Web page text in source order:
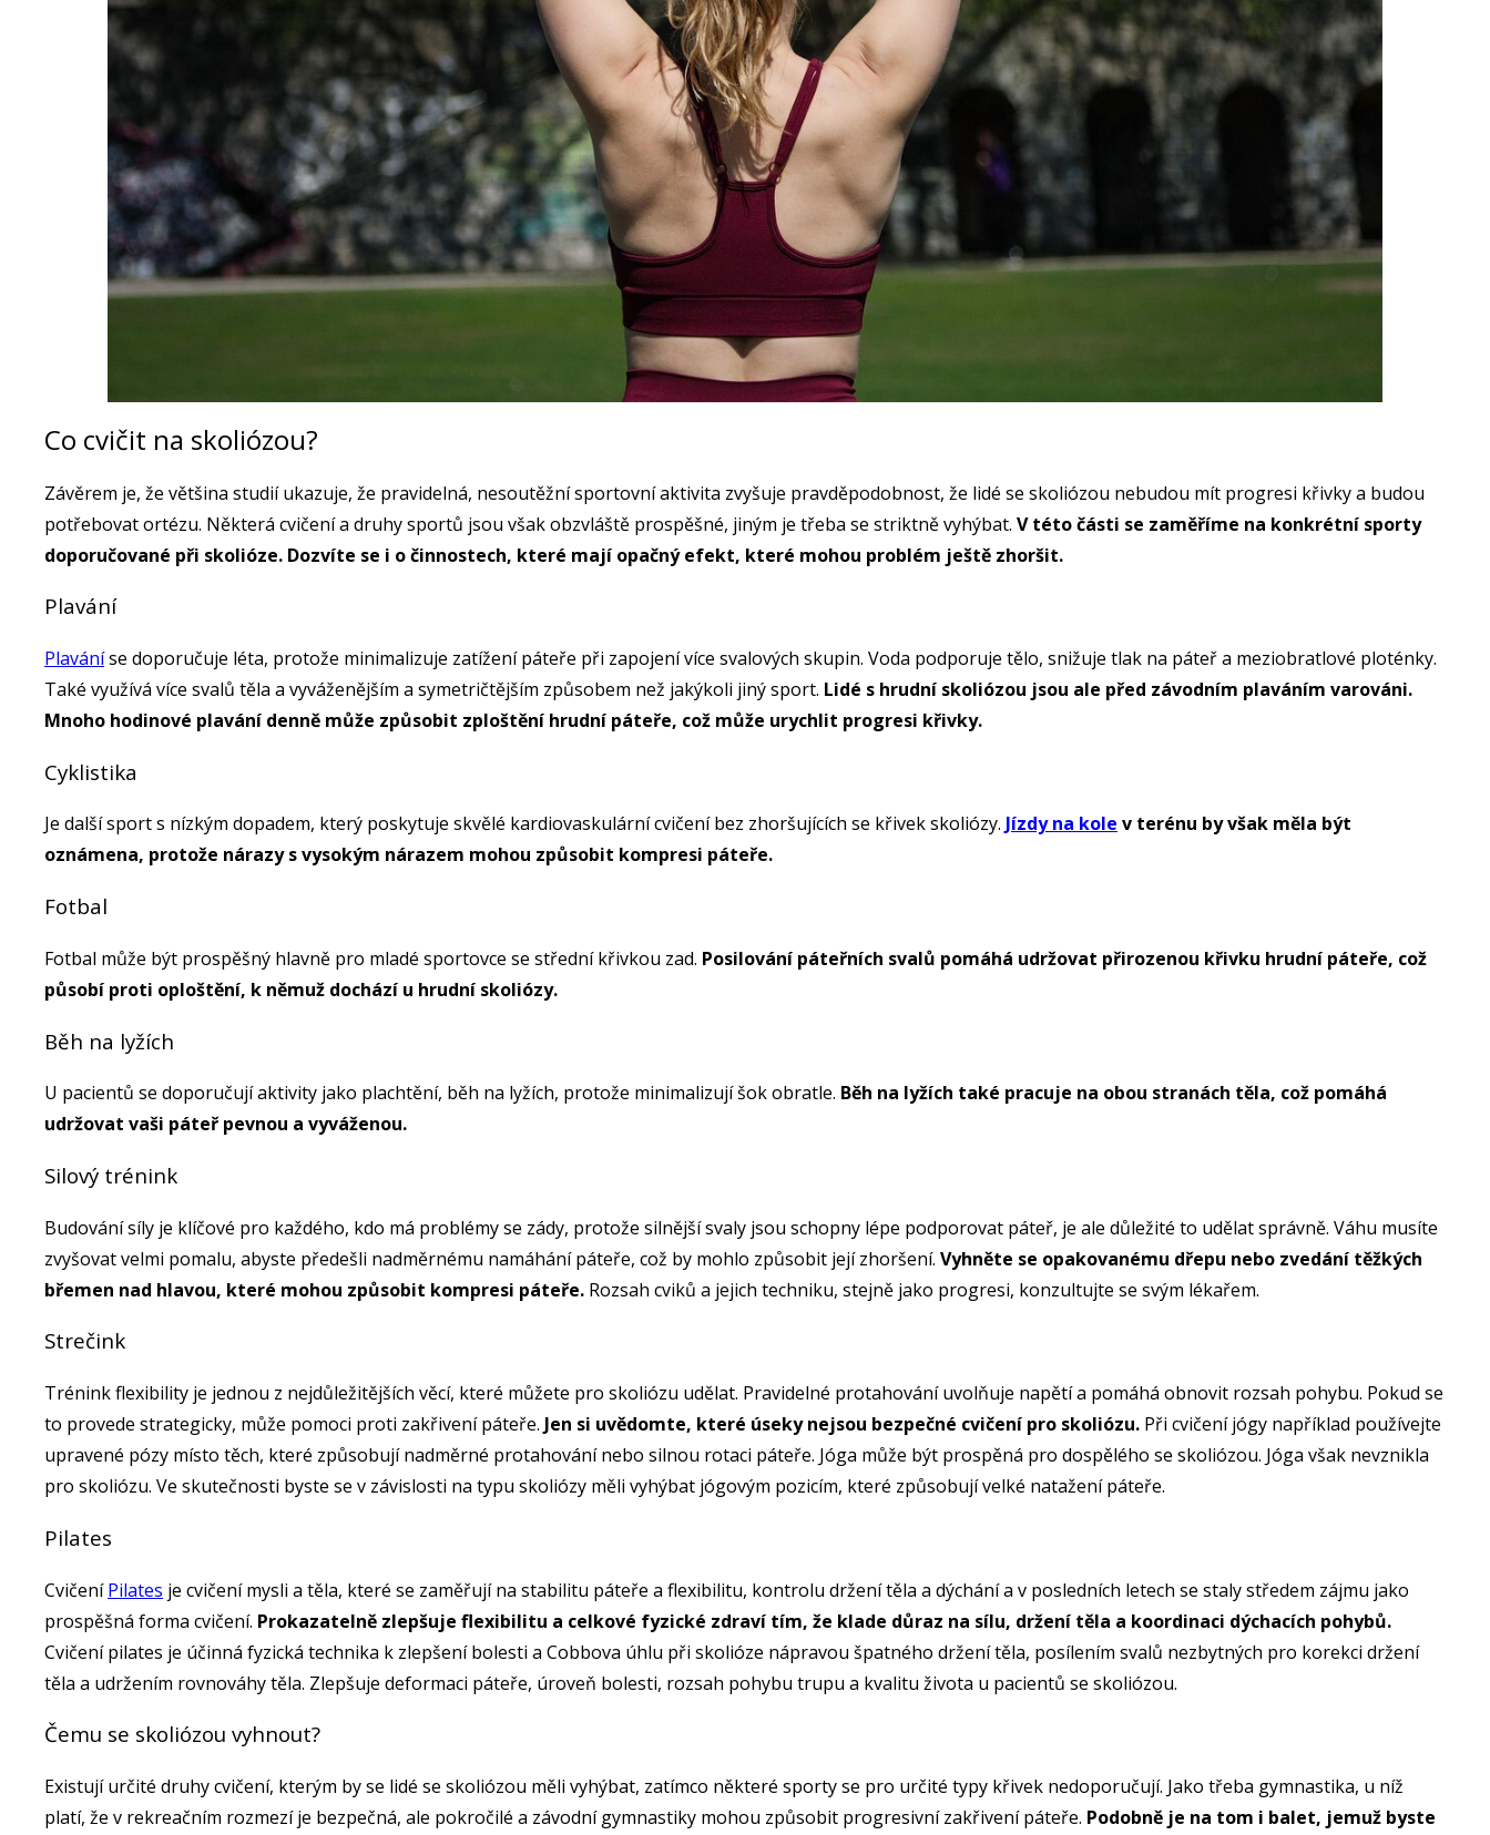
Co cvičit na skoliózou?
Závěrem je, že většina studií ukazuje, že pravidelná, nesoutěžní sportovní aktivita zvyšuje pravděpodobnost, že lidé se skoliózou nebudou mít progresi křivky a budou
potřebovat ortézu. Některá cvičení a druhy sportů jsou však obzvláště prospěšné, jiným je třeba se striktně vyhýbat. V této části se zaměříme na konkrétní sporty
doporučované při skolióze. Dozvíte se i o činnostech, které mají opačný efekt, které mohou problém ještě zhoršit.
Plavání
Plaváníse doporučuje léta, protože minimalizuje zatížení páteře při zapojení více svalových skupin. Voda podporuje tělo, snižuje tlak na páteř a meziobratlové ploténky.
Také využívá více svalů těla a vyváženějším a symetričtějším způsobem než jakýkoli jiný sport. Lidé s hrudní skoliózou jsou ale před závodním plaváním varováni.
Mnoho hodinové plavání denně může způsobit zploštění hrudní páteře, což může urychlit progresi křivky.
Cyklistika
Je další sport s nízkým dopadem, který poskytuje skvělé kardiovaskulární cvičení bez zhoršujících se křivek skoliózy. Jízdy na kole v terénu by však měla být
oznámena, protože nárazy s vysokým nárazem mohou způsobit kompresi páteře.
Fotbal
Fotbal může být prospěšný hlavně pro mladé sportovce se střední křivkou zad. Posilování páteřních svalů pomáhá udržovat přirozenou křivku hrudní páteře, což
působí proti oploštění, k němuž dochází u hrudní skoliózy.
Běh na lyžích
U pacientů se doporučují aktivity jako plachtění, běh na lyžích, protože minimalizují šok obratle. Běh na lyžích také pracuje na obou stranách těla, což pomáhá
udržovat vaši páteř pevnou a vyváženou.
Silový trénink
Budování síly je klíčové pro každého, kdo má problémy se zády, protože silnější svaly jsou schopny lépe podporovat páteř, je ale důležité to udělat správně. Váhu musíte
zvyšovat velmi pomalu, abyste předešli nadměrnému namáhání páteře, což by mohlo způsobit její zhoršení. Vyhněte se opakovanému dřepu nebo zvedání těžkých
břemen nad hlavou, které mohou způsobit kompresi páteře. Rozsah cviků a jejich techniku, stejně jako progresi, konzultujte se svým lékařem.
Strečink
Trénink flexibility je jednou z nejdůležitějších věcí, které můžete pro skoliózu udělat. Pravidelné protahování uvolňuje napětí a pomáhá obnovit rozsah pohybu. Pokud se
to provede strategicky, může pomoci proti zakřivení páteře. Jen si uvědomte, které úseky nejsou bezpečné cvičení pro skoliózu. Při cvičení jógy například používejte
upravené pózy místo těch, které způsobují nadměrné protahování nebo silnou rotaci páteře. Jóga může být prospěná pro dospělého se skoliózou. Jóga však nevznikla
pro skoliózu. Ve skutečnosti byste se v závislosti na typu skoliózy měli vyhýbat jógovým pozicím, které způsobují velké natažení páteře.
Pilates
CvičeníPilates je cvičení mysli a těla, které se zaměřují na stabilitu páteře a flexibilitu, kontrolu držení těla a dýchání a v posledních letech se staly středem zájmu jako
prospěšná forma cvičení. Prokazatelně zlepšuje flexibilitu a celkové fyzické zdraví tím, že klade důraz na sílu, držení těla a koordinaci dýchacích pohybů.
Cvičení pilates je účinná fyzická technika k zlepšení bolesti a Cobbova úhlu při skolióze nápravou špatného držení těla, posílením svalů nezbytných pro korekci držení
těla a udržením rovnováhy těla. Zlepšuje deformaci páteře, úroveň bolesti, rozsah pohybu trupu a kvalitu života u pacientů se skoliózou.
Čemu se skoliózou vyhnout?
Existují určité druhy cvičení, kterým by se lidé se skoliózou měli vyhýbat, zatímco některé sporty se pro určité typy křivek nedoporučují. Jako třeba gymnastika, u níž
platí, že v rekreačním rozmezí je bezpečná, ale pokročilé a závodní gymnastiky mohou způsobit progresivní zakřivení páteře. Podobně je na tom i balet, jemuž byste